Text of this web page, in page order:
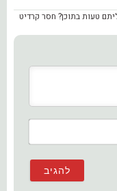
טעות בתוכן? חסר קרדיט